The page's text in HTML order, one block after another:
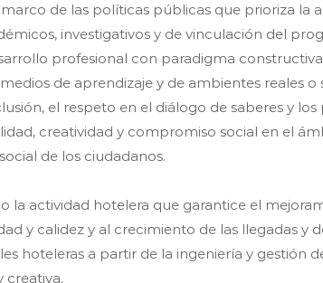
de las políticas públicas que prioriza la
investigativos y de vinculación del
profesional con paradigma
de aprendizaje y de ambientes reales
el respeto en el diálogo de saberes y
creatividad y compromiso social en el
de los ciudadanos.
la actividad hotelera que garantice el
y calidez y al crecimiento de las llegadas y
hoteleras a partir de la ingeniería y gestión
creativa.